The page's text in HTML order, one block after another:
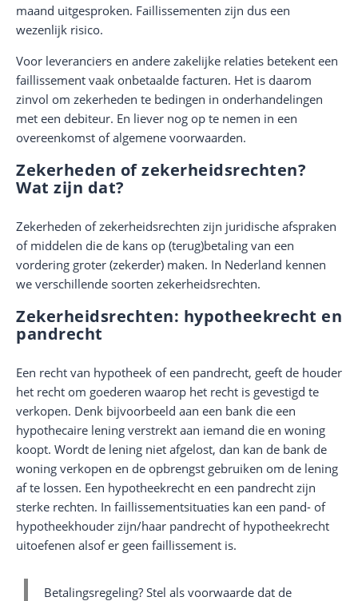
maand uitgesproken. Faillissementen zijn dus een
wezenlijk risico.
Voor leveranciers en andere zakelijke relaties betekent een
faillissement vaak onbetaalde facturen. Het is daarom
zinvol om zekerheden te bedingen in onderhandelingen
met een debiteur. En liever nog op te nemen in een
overeenkomst of algemene voorwaarden.
Zekerheden of zekerheidsrechten?
Wat zijn dat?
Zekerheden of zekerheidsrechten zijn juridische afspraken
of middelen die de kans op (terug)betaling van een
vordering groter (zekerder) maken. In Nederland kennen
we verschillende soorten zekerheidsrechten.
Zekerheidsrechten: hypotheekrecht en
pandrecht
Een recht van hypotheek of een pandrecht, geeft de houder
het recht om goederen waarop het recht is gevestigd te
verkopen. Denk bijvoorbeeld aan een bank die een
hypothecaire lening verstrekt aan iemand die en woning
koopt. Wordt de lening niet afgelost, dan kan de bank de
woning verkopen en de opbrengst gebruiken om de lening
af te lossen. Een hypotheekrecht en een pandrecht zijn
sterke rechten. In faillissementsituaties kan een pand- of
hypotheekhouder zijn/haar pandrecht of hypotheekrecht
uitoefenen alsof er geen faillissement is.
Betalingsregeling? Stel als voorwaarde dat de